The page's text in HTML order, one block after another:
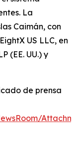
La
Caimán, con
US LLC, en
(EE. UU.) y
de prensa